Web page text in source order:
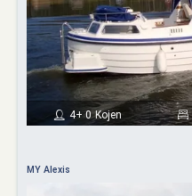
4+ 0 Kojen
MY Alexis